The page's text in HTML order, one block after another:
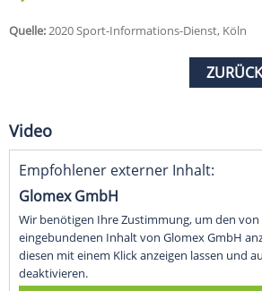
Quelle:2020 Sport-Informations-Dienst, Köln
Video
Empfohlener externer Inhalt:
Glomex GmbH
Wir benötigen Ihre Zustimmung, um den
eingebundenen Inhalt von Glomex GmbH
diesen mit einem Klick anzeigen lassen und
deaktivieren.